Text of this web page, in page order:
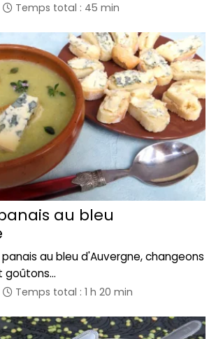
Temps total : 45 min
au bleu
au bleu d'Auvergne, changeons
Temps total : 1 h 20 min